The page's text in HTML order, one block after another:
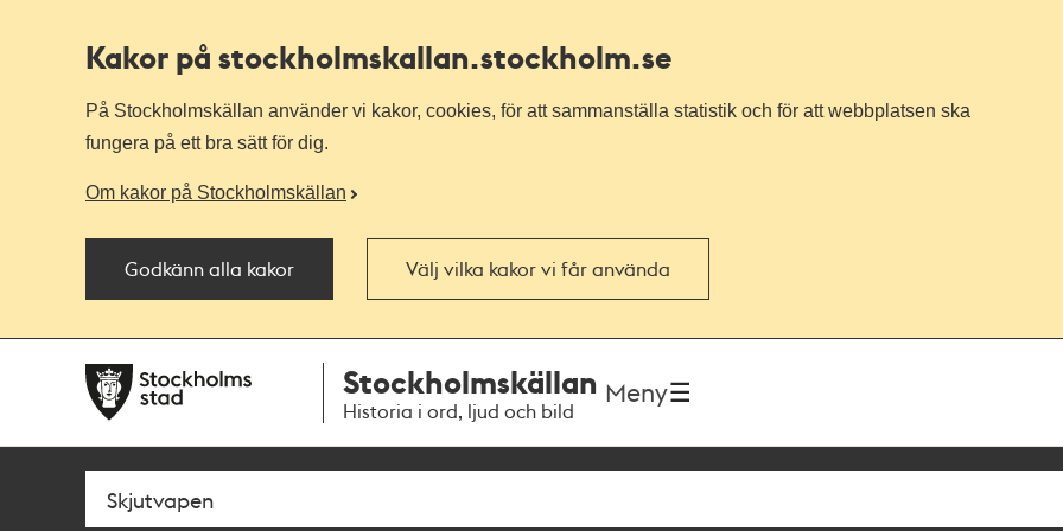
Kakor på stockholmskallan.stockholm.se
På Stockholmskällan använder vi kakor, cookies, för att sammanställa statistik och för att webbplatsen ska
fungera på ett bra sätt för dig.
Om kakor på Stockholmskällan
Godkänn alla kakor Välj vilka kakor vi får använda
navigationen
huvudinnehållet
Stockholmskällan
Historia i ord, ljud och bild
Meny
Sök